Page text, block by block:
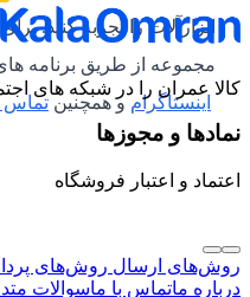
ابزارآلات را تجربه کنید.
مجموعه از طریق برنامه
اینستاگرامو همچنین تماس
کالا عمران را در شبکه های
نمادها و مجوزها
اعتماد و اعتبار فروشگاه
روش‌های ارسال روش‌های
درباره ماتماس با ماسوالات